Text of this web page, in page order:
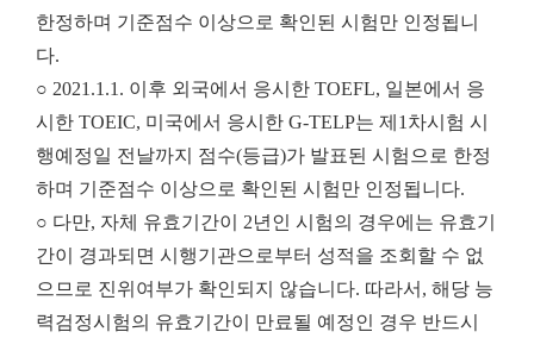
한정하며 기준점수 이상으로 확인된 시험만 인정됩니
다.
○ 2021.1.1. 이후 외국에서 응시한 TOEFL, 일본에서 응
시한 TOEIC, 미국에서 응시한 G-TELP는 제1차시험 시
행예정일 전날까지 점수(등급)가 발표된 시험으로 한정
하며 기준점수 이상으로 확인된 시험만 인정됩니다.
○ 다만, 자체 유효기간이 2년인 시험의 경우에는 유효기
간이 경과되면 시행기관으로부터 성적을 조회할 수 없
으므로 진위여부가 확인되지 않습니다. 따라서, 해당 능
력검정시험의 유효기간이 만료될 예정인 경우 반드시